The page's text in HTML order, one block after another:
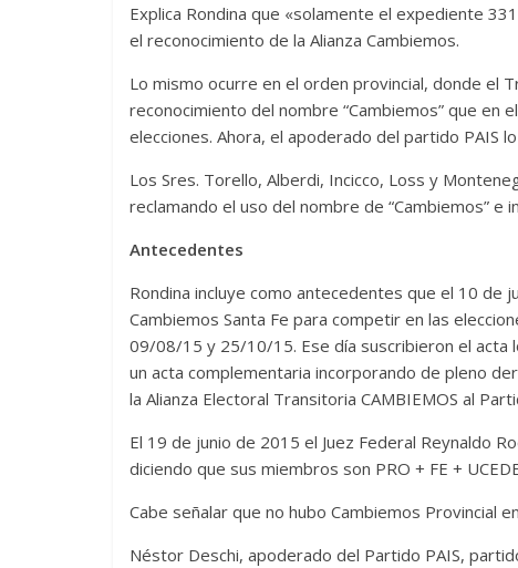
Explica Rondina que «solamente el expediente
el reconocimiento de la Alianza Cambiemos.
Lo mismo ocurre en el orden provincial, donde el
reconocimiento del nombre “Cambiemos” que en
elecciones. Ahora, el apoderado del partido PAIS
Los Sres. Torello, Alberdi, Incicco, Loss y
reclamando el uso del nombre de “Cambiemos” e
Antecedentes
Rondina incluye como antecedentes que el 10 de
Cambiemos Santa Fe para competir en las
09/08/15 y 25/10/15. Ese día suscribieron el acta
un acta complementaria incorporando de pleno
la Alianza Electoral Transitoria CAMBIEMOS al
El 19 de junio de 2015 el Juez Federal Reynaldo
diciendo que sus miembros son PRO + FE +
Cabe señalar que no hubo Cambiemos Provincial
Néstor Deschi, apoderado del Partido PAIS,